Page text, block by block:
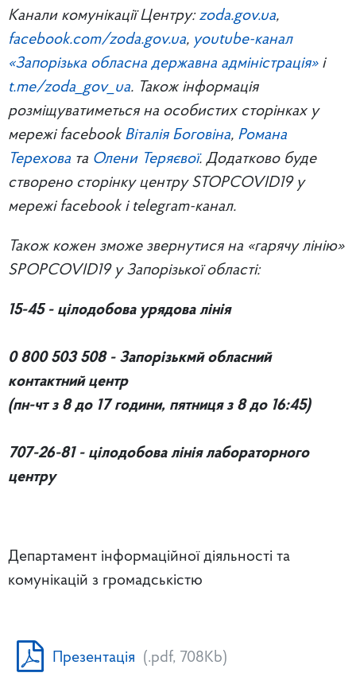
Канали комунікації Центру: zoda.gov.ua,
facebook.com/zoda.gov.ua, youtube-канал
«Запорізька обласна державна адміністрація»і
t.me/zoda_gov_ua. Також інформація
розміщуватиметься на особистих сторінках у
мережі facebook Віталія Боговіна, Романа
Терехова та Олени Теряєвої. Додатково буде
створено сторінку центру STOPCOVID19 у
мережі facebook і telegram-канал.
Також кожен зможе звернутися на «гарячу лінію»
SPOPCOVID19 у Запорізької області:
15-45 - цілодобова урядова лінія
0 800 503 508 - Запорізькмй обласний
контактний центр
(пн-чт з 8 до 17 години, пятниця з 8 до 16:45)
707-26-81 - цілодобова лінія лабораторного
центру
Департамент інформаційної діяльності та
комунікацій з громадськістю
Презентація (.pdf, 708Kb)